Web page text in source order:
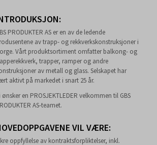
PRODUKTER AS er en av de ledende
av trapp- og rekkverkskonstruksjoner i
Vårt produktsortiment omfatter balkong- og
trapper, ramper og andre
av metall og glass. Selskapet har
aktivt på markedet i snart 25 år.
ønsker en PROSJEKTLEDER velkommen til GBS
AS-teamet.
VIL VÆRE:
oppfyllelse av kontraktsforpliktelser, inkl.